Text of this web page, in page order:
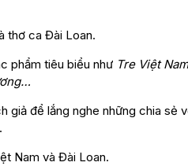
thơ ca Đài Loan.
phẩm tiêu biểu như Tre Việt
giả để lắng nghe những chia sẻ
Nam và Đài Loan.